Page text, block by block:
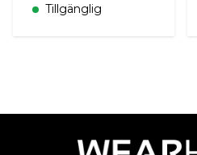
Tillgänglig